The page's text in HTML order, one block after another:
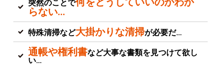
突然のことで
らない…
特殊清掃など大掛かりな清掃が必要だ…
通帳や権利書など大事な書類を見つけて欲し
い…